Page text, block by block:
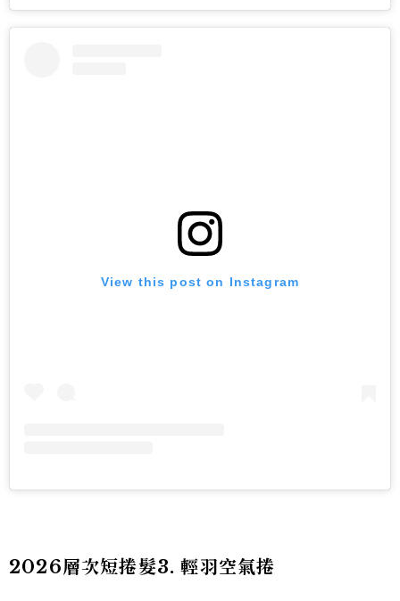
View this post on Instagram
2026層次短捲髮3. 輕羽空氣捲